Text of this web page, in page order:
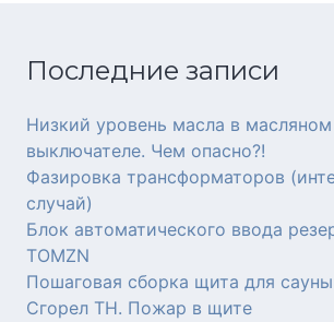
Последние записи
Низкий уровень масла в масляном
выключателе. Чем опасно?!
Фазировка трансформаторов
случай)
Блок автоматического ввода
TOMZN
Пошаговая сборка щита для сауны
Сгорел ТН. Пожар в щите